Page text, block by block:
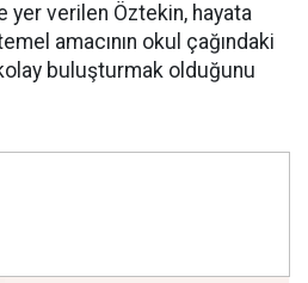
yer verilen Öztekin, hayata
amacının okul çağındaki
buluşturmak olduğunu